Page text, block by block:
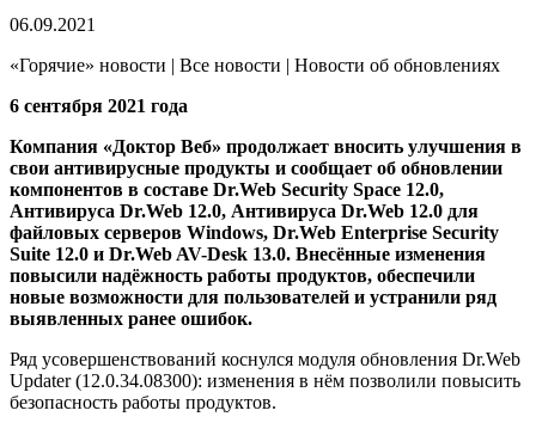
06.09.2021
«Горячие» новости | Все новости | Новости об обновлениях
6 сентября 2021 года
Компания «Доктор Веб» продолжает вносить улучшения в
свои антивирусные продукты и сообщает об обновлении
компонентов в составе Dr.Web Security Space 12.0,
Антивируса Dr.Web 12.0, Антивируса Dr.Web 12.0 для
файловых серверов Windows, Dr.Web Enterprise Security
Suite 12.0 и Dr.Web AV-Desk 13.0. Внесённые изменения
повысили надёжность работы продуктов, обеспечили
новые возможности для пользователей и устранили ряд
выявленных ранее ошибок.
Ряд усовершенствований коснулся модуля обновления Dr.Web
Updater (12.0.34.08300): изменения в нём позволили повысить
безопасность работы продуктов.